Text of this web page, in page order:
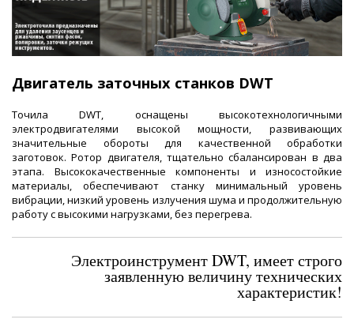
Двигатель заточных станков DWT
Точила DWT, оснащены высокотехнологичными
электродвигателями высокой мощности, развивающих
значительные обороты для качественной обработки
заготовок. Ротор двигателя, тщательно сбалансирован в два
этапа. Высококачественные компоненты и износостойкие
материалы, обеспечивают станку минимальный уровень
вибрации, низкий уровень излучения шума и продолжительную
работу с высокими нагрузками, без перегрева.
Электроинструмент DWT, имеет строго
заявленную величину технических
характеристик!